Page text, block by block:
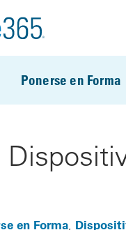
Ponerse en Forma
en Forma